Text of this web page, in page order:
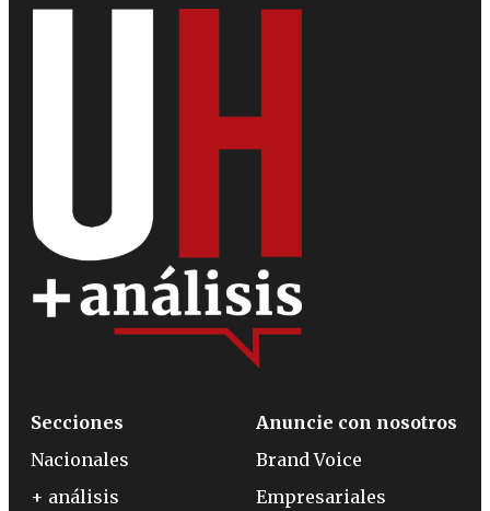
Secciones
Nacionales
+ análisis
Anuncie con nosotros
Brand Voice
Empresariales